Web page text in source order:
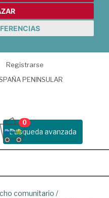
Registrarse
PENINSULAR
Busqueda avanzada
0
comunitario /